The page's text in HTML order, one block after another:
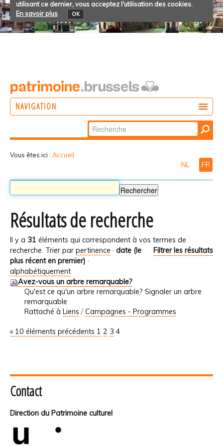
utilisant ce dernier, vous acceptez l'utilisation des cookies.
En savoir plus
OK
NAVIGATION
Chercher par
Recherche
Vous êtes ici : Accueil
NL FR
Résultats de recherche
Il y a 31 éléments qui correspondent à vos termes de
recherche.
Filtrer les résultats
Trier par pertinence · date (le
plus récent en premier) ·
alphabétiquement
Avez-vous un arbre remarquable?
Qu'est ce qu'un arbre remarquable? Signaler un arbre
remarquable
Rattaché à Liens /Campagnes - Programmes
« 10 éléments précédents 1 2 3 4
Contact
Direction du Patrimoine culturel